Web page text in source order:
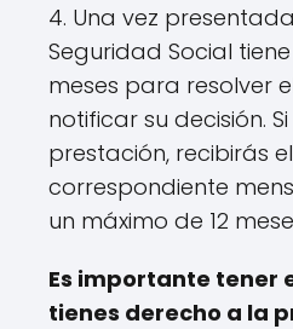
4. Una vez
Seguridad Social
meses para resolver
notificar su decisión.
prestación, recibirás
correspondiente
un máximo de 12
Es importante tener
tienes derecho a la